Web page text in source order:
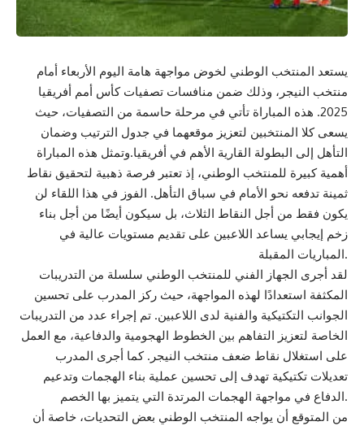
يستعد المنتخب الوطني لخوض مواجهة هامة اليوم الأربعاء أمام
منتخب النيجر، وذلك ضمن منافسات تصفيات كأس أمم أفريقيا
2025. هذه المباراة تأتي في مرحلة حاسمة من التصفيات، حيث
يسعى كلا المنتخبين لتعزيز موقعهما في جدول الترتيب وضمان
التأهل إلى البطولة القارية الأهم في أفريقيا.وتمثل هذه المباراة
أهمية كبيرة للمنتخب الوطني، إذ تعتبر فرصة ذهبية لتحقيق نقاط
ثمينة تدفعه نحو الأمام في سباق التأهل. الفوز في هذا اللقاء لن
يكون فقط من أجل النقاط الثلاث، بل سيكون أيضًا من أجل بناء
زخم إيجابي يساعد اللاعبين على تقديم مستويات عالية في
المباريات المقبلة.
لقد أجرى الجهاز الفني للمنتخب الوطني سلسلة من التدريبات
المكثفة استعدادًا لهذه المواجهة، حيث ركز المدرب على تحسين
الجوانب التكتيكية والفنية لدى اللاعبين. تم إجراء عدد من التدريبات
الخاصة لتعزيز التفاهم بين الخطوط الهجومية والدفاعية، مع العمل
على استغلال نقاط ضعف منتخب النيجر. كما أجرى المدرب
تعديلات تكتيكية تهدف إلى تحسين عملية بناء الهجمات وتدعيم
الدفاع في مواجهة الهجمات المرتدة التي يتميز بها الخصم.
من المتوقع أن يواجه المنتخب الوطني بعض التحديات، خاصة أن